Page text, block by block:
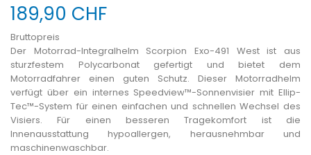
189,90 CHF
Bruttopreis
Der Motorrad-Integralhelm Scorpion Exo-491 West ist aus
sturzfestem Polycarbonat gefertigt und bietet dem
Motorradfahrer einen guten Schutz. Dieser Motorradhelm
verfügt über ein internes Speedview™-Sonnenvisier mit Ellip-
Tec™-System für einen einfachen und schnellen Wechsel des
Visiers. Für einen besseren Tragekomfort ist die
Innenausstattung hypoallergen, herausnehmbar und
maschinenwaschbar.